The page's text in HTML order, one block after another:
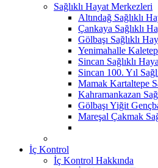
Sağlıklı Hayat Merkezleri
Altındağ Sağlıklı
Çankaya Sağlıklı
Gölbaşı Sağlıklı
Yenimahalle
Sincan Sağlıklı
Sincan 100. Yıl
Mamak Kartaltepe
Kahramankazan
Gölbaşı Yiğit
Mareşal Çakmak
İç Kontrol
İç Kontrol Hakkında